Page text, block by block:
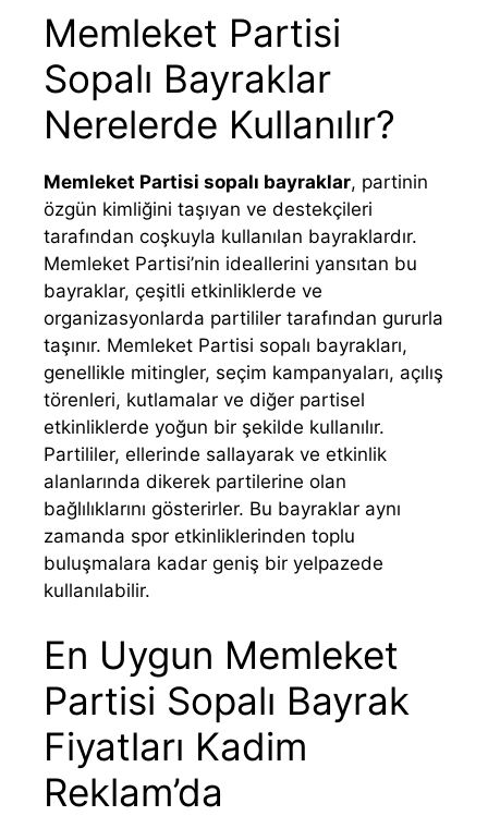
Memleket Partisi
Sopalı Bayraklar
Nerelerde Kullanılır?
Memleket Partisi sopalı bayraklar, partinin
özgün kimliğini taşıyan ve destekçileri
tarafından coşkuyla kullanılan bayraklardır.
Memleket Partisi’nin ideallerini yansıtan bu
bayraklar, çeşitli etkinliklerde ve
organizasyonlarda partililer tarafından gururla
taşınır. Memleket Partisi sopalı bayrakları,
genellikle mitingler, seçim kampanyaları, açılış
törenleri, kutlamalar ve diğer partisel
etkinliklerde yoğun bir şekilde kullanılır.
Partililer, ellerinde sallayarak ve etkinlik
alanlarında dikerek partilerine olan
bağlılıklarını gösterirler. Bu bayraklar aynı
zamanda spor etkinliklerinden toplu
buluşmalara kadar geniş bir yelpazede
kullanılabilir.
En Uygun Memleket
Partisi Sopalı Bayrak
Fiyatları Kadim
Reklam’da